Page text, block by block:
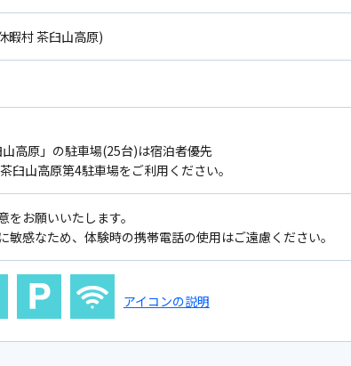
暇村 茶臼山高原)
高原」の駐車場(25台)は宿泊者優先
臼山高原第4駐車場をご利用ください。
お願いいたします。
感なため、体験時の携帯電話の使用はご遠慮ください。
アイコンの説明